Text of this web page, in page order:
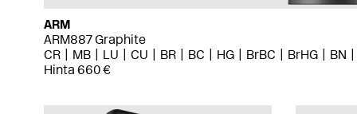
ARM
ARM887 Graphite
CR
MB LU CU BR BC HG BrBC BrHG
BN
Hinta 660 €